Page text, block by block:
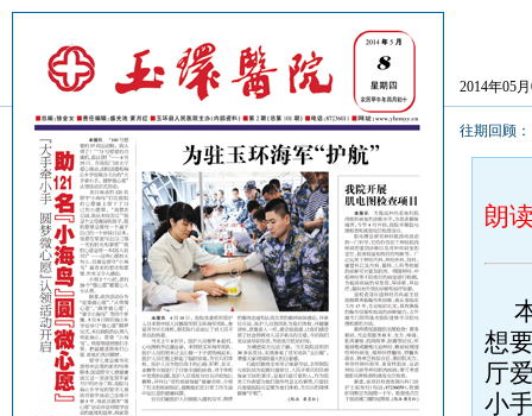
2014年05
往期回顾
朗
本
想
厅
小